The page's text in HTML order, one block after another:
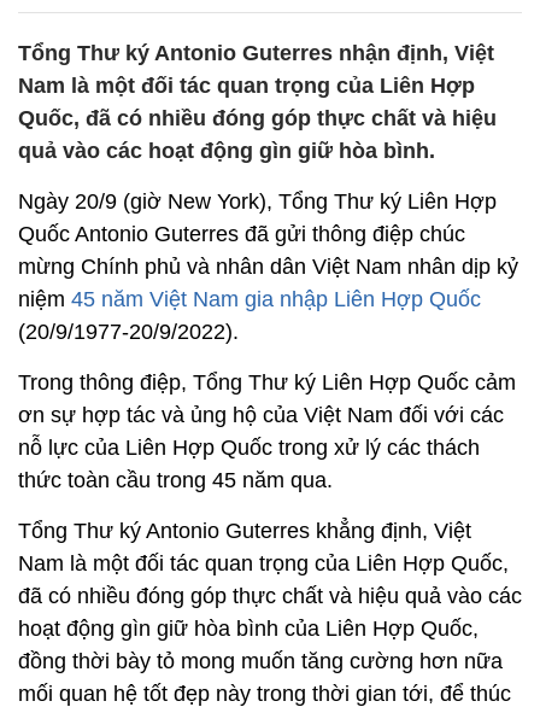
Tổng Thư ký Antonio Guterres nhận định, Việt
Nam là một đối tác quan trọng của Liên Hợp
Quốc, đã có nhiều đóng góp thực chất và hiệu
quả vào các hoạt động gìn giữ hòa bình.
Ngày 20/9 (giờ New York), Tổng Thư ký Liên Hợp
Quốc Antonio Guterres đã gửi thông điệp chúc
mừng Chính phủ và nhân dân Việt Nam nhân dịp kỷ
niệm 45 năm Việt Nam gia nhập Liên Hợp Quốc
(20/9/1977-20/9/2022).
Trong thông điệp, Tổng Thư ký Liên Hợp Quốc cảm
ơn sự hợp tác và ủng hộ của Việt Nam đối với các
nỗ lực của Liên Hợp Quốc trong xử lý các thách
thức toàn cầu trong 45 năm qua.
Tổng Thư ký Antonio Guterres khẳng định, Việt
Nam là một đối tác quan trọng của Liên Hợp Quốc,
đã có nhiều đóng góp thực chất và hiệu quả vào các
hoạt động gìn giữ hòa bình của Liên Hợp Quốc,
đồng thời bày tỏ mong muốn tăng cường hơn nữa
mối quan hệ tốt đẹp này trong thời gian tới, để thúc